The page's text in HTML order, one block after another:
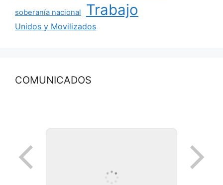
soberanía nacional Trabajo
Unidos y Movilizados
COMUNICADOS